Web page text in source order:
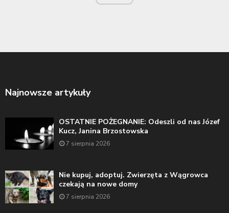
Najnowsze artykuły
OSTATNIE POŻEGNANIE: Odeszli od nas Józef
Kucz, Janina Brzostowska
7 sierpnia 2026
Nie kupuj, adoptuj. Zwierzęta z Wągrowca
czekają na nowe domy
7 sierpnia 2026